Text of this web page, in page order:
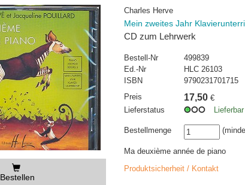
Bestellen
Charles Herve
Mein zweites Jahr
CD zum Lehrwerk
Bestell-Nr
499839
Ed.-Nr
HLC 26103
ISBN
9790231701715
Preis
17,50 €
Lieferstatus
Lieferbar
Bestellmenge
Ma deuxième année de piano
Produktsicherheit / Kontakt